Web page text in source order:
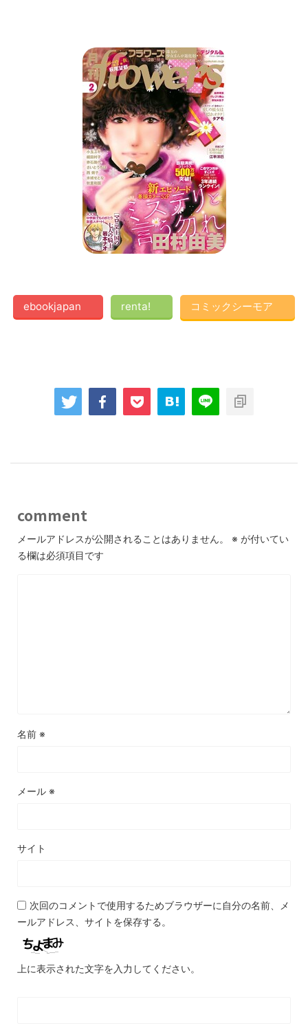
ebookjapan renta! コミックシーモア
comment
メールアドレスが公開されることはありません。 ※ が付いてい
る欄は必須項目です
名前 ※
メール ※
サイト
次回のコメントで使用するためブラウザーに自分の名前、メ
ールアドレス、サイトを保存する。
上に表示された文字を入力してください。